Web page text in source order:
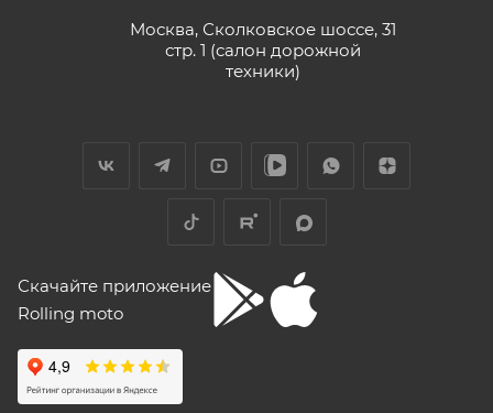
Москва, Сколковское шоссе, 31
стр. 1 (салон дорожной
техники)
Скачайте приложение
Rolling moto